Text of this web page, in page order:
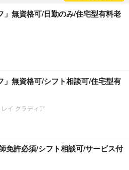
」無資格可/日勤のみ/住宅型有料老
」無資格可/シフト相談可/住宅型有
イ クラディア
免許必須/シフト相談可/サービス付